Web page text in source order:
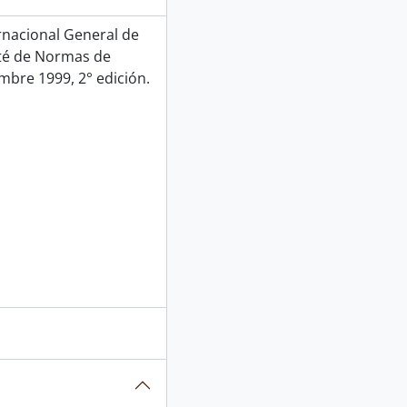
General de
de Normas de
1999, 2° edición.